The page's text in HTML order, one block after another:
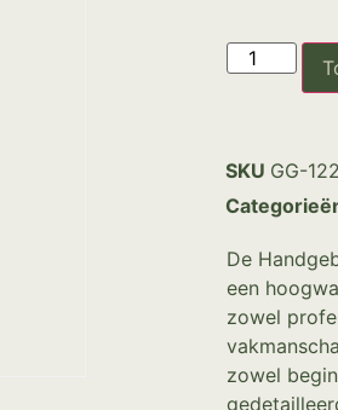
SKU GG-
De
een
zowel
zowel